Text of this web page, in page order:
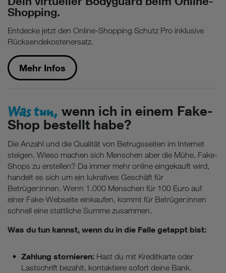
Shopping.
Entdecke jetzt den Online-Shopping Schutz Pro inklusive
Rücksendekostenersatz.
Mehr Infos
Was tun, wenn ich in einem Fake-
Shop bestellt habe?
Die Anzahl und die Qualität von Betrugsseiten im Internet
steigen. Wieso machen sich Menschen aber die Mühe, Fake-
Shops zu erstellen? Da immer mehr online eingekauft wird,
handelt es sich um ein lukratives Geschäft für
Betrüger:innen. Wenn 1.000 Menschen für 100 Euro auf
einer Fake-Webseite einkaufen, kommt für Betrüger:innen
schnell eine stattliche Summe zusammen.
Was du tun kannst, wenn du in die Falle getappt bist:
Zahlung stornieren: Hast du mit Kreditkarte oder
Lastschrift bezahlt, kontaktiere sofort deine Bank.